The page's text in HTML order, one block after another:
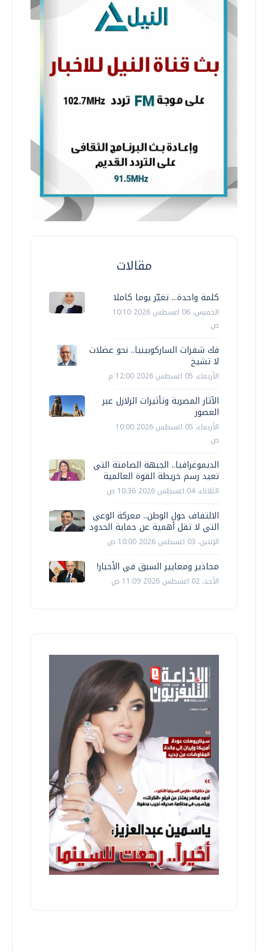
مقالات
كلمة واحدة... تغيّر يوما كاملا
الخميس، 06 اغسطس 2026 10:10
ص
فك شفرات الساركوبينيا.. نحو عضلات
لا تشيخ
الأربعاء، 05 اغسطس 2026 12:00 م
الآثار المصرية وتأثيرات الزلازل عبر
العصور
الأربعاء، 05 اغسطس 2026 10:00
ص
الديموغرافيا.. الجبهة الصامتة التي
تعيد رسم خريطة القوة العالمية
الثلاثاء، 04 اغسطس 2026 10:36 ص
الالتفاف حول الوطن.. معركة الوعي
التي لا تقل أهمية عن حماية الحدود
الإثنين، 03 اغسطس 2026 10:00 ص
محاذير ومعايير السبق في الأخبار!
الأحد، 02 اغسطس 2026 11:09 ص